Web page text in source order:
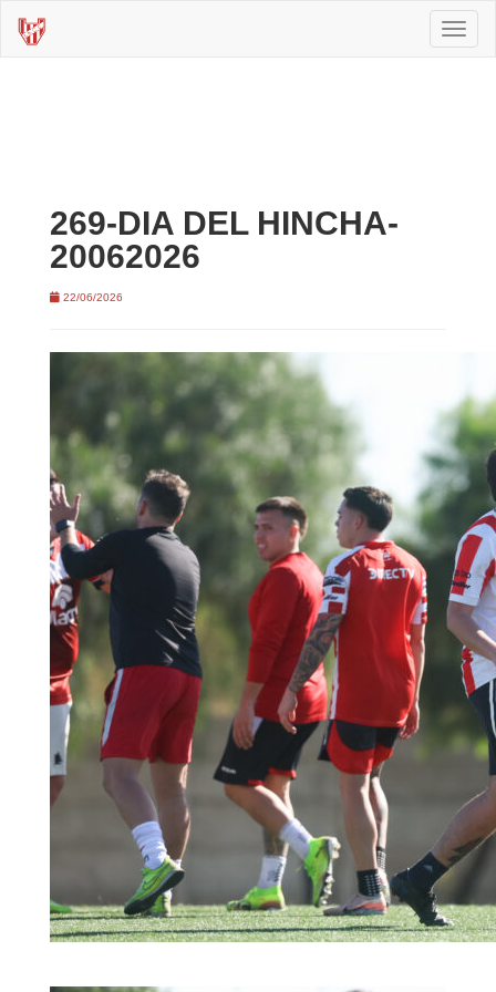
269-DIA DEL HINCHA-
20062026
22/06/2026